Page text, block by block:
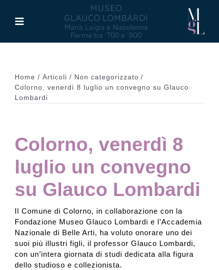
contenuto
Toggle
Maria Luigia d’Asburgo
Palazzo di Riserva
Pubblicazioni
Collezione
Home Articoli
Non categorizzato
Colorno, venerdì 8 luglio un convegno su Glauco
Lombardi
Colorno, venerdì 8
luglio un convegno
su Glauco Lombardi
Il Comune di Colorno, in collaborazione con la
Fondazione Museo Glauco Lombardi e l’Accademia
Nazionale di Belle Arti, ha voluto onorare uno dei
suoi più illustri figli, il professor Glauco Lombardi,
con un’intera giornata di studi dedicata alla figura
dello studioso e collezionista.